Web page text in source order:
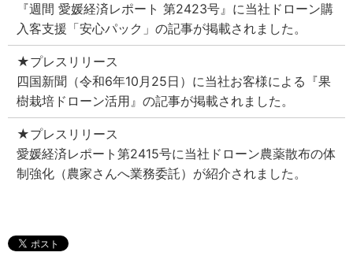
『週間 愛媛経済レポート 第2423号』に当社ドローン購
入客支援「安心パック」の記事が掲載されました。
★プレスリリース
四国新聞（令和6年10月25日）に当社お客様による『果
樹栽培ドローン活用』の記事が掲載されました。
★プレスリリース
愛媛経済レポート第2415号に当社ドローン農薬散布の体
制強化（農家さんへ業務委託）が紹介されました。